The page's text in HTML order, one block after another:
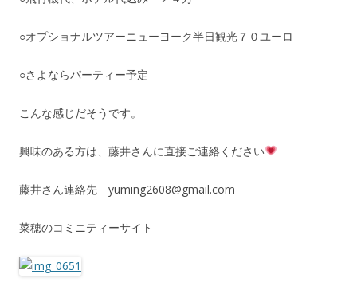
○オプショナルツアーニューヨーク半日観光７０ユーロ
○さよならパーティー予定
こんな感じだそうです。
興味のある方は、藤井さんに直接ご連絡ください
藤井さん連絡先 yuming2608@gmail.com
菜穂のコミニティーサイト